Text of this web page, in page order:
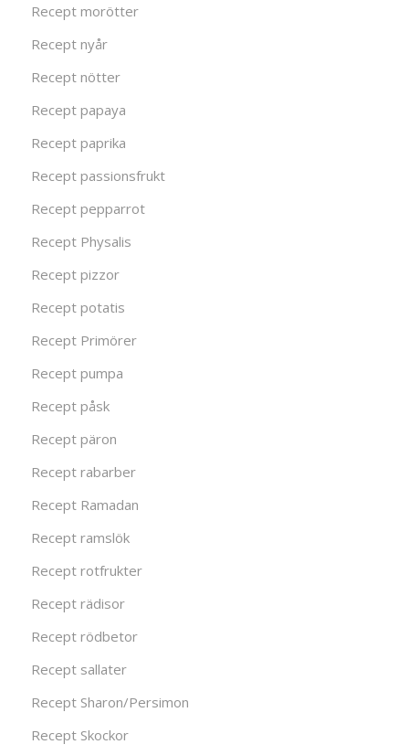
Recept morötter
Recept nyår
Recept nötter
Recept papaya
Recept paprika
Recept passionsfrukt
Recept pepparrot
Recept Physalis
Recept pizzor
Recept potatis
Recept Primörer
Recept pumpa
Recept påsk
Recept päron
Recept rabarber
Recept Ramadan
Recept ramslök
Recept rotfrukter
Recept rädisor
Recept rödbetor
Recept sallater
Recept Sharon/Persimon
Recept Skockor